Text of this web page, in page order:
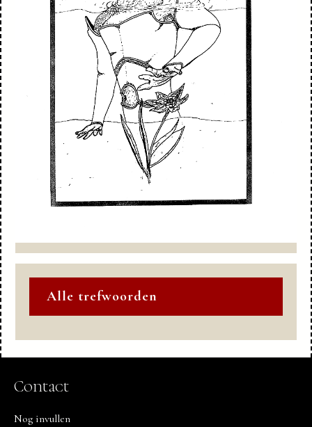
Alle trefwoorden
Contact
Nog invullen